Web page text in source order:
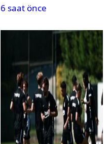
6 saat önce